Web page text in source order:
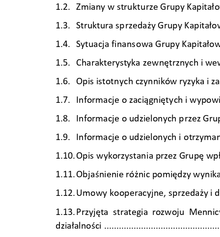
1.2.
Zmiany w strukturze Grupy Kapitał
1.3.
Struktura sprzedaży Grupy
1.4.
Sytuacja finansowa Grupy
1.5. Charakterystyka zewnętrznych i
1.6. Opis istotnych czynników ryzyka i
1.7. Informacje o zaciągniętych i
1.8. Informacje o udzielonych przez
1.9. Informacje o udzielonych i
1.10. Opis wykorzystania przez Grupę
1.11. Objaśnienie różnic pomiędzy wyn
1.12. Umowy kooperacyjne, sprzedaży i
1.13. Przyjęta
  strategia
rozwoju
działalności